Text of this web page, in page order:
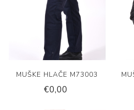
MUŠKE HLAČE M73003
€0,00